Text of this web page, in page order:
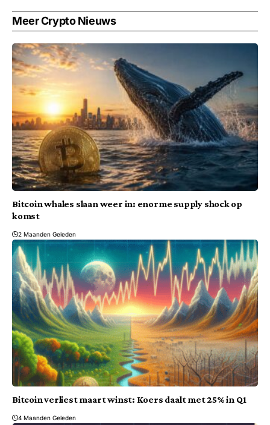
Meer Crypto Nieuws
Bitcoin whales slaan weer in: enorme supply shock op
komst
2 Maanden Geleden
Bitcoin verliest maart winst: Koers daalt met 25% in Q1
4 Maanden Geleden